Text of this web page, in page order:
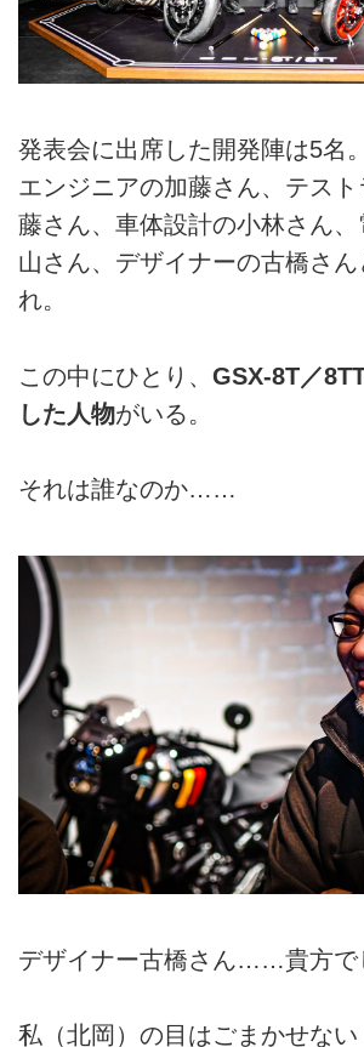
発表会に出席した開発陣は5名
エンジニアの加藤さん、テス
藤さん、車体設計の小林さん
山さん、デザイナーの古橋さ
れ。
この中にひとり、 GSX-8T／
した人物がいる。
それは誰なのか……
デザイナー古橋さん……貴方で
私（北岡）の目はごまかせない